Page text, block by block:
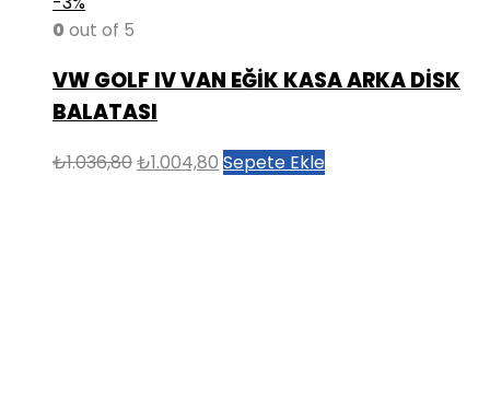
0 out of 5
VW GOLF IV VAN EĞİK KASA ARKA DİSK
BALATASI
₺1.036,80Orijinal
₺1.004,80 Şu
Sepete Ekle